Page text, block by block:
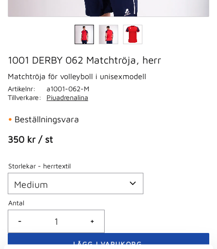
1001 DERBY 062 Matchtröja, herr
Matchtröja för volleyboll i unisexmodell
350 kr / st
Storlekar - herrtextil
Antal
+
-
Beställningsvara
Artikelnr
a1001-062-M
Tillverkare
Piuadrenalina